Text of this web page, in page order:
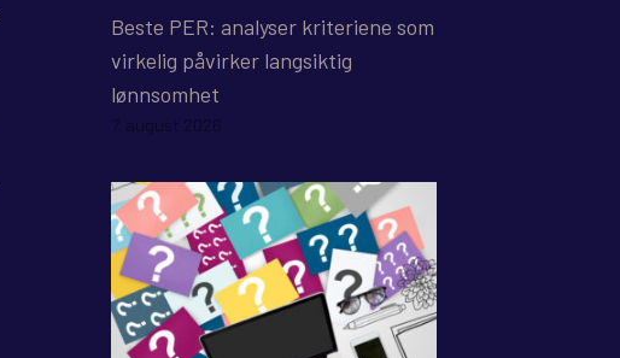
Beste PER: analyser kriteriene som
virkelig påvirker langsiktig
lønnsomhet
7. august 2026